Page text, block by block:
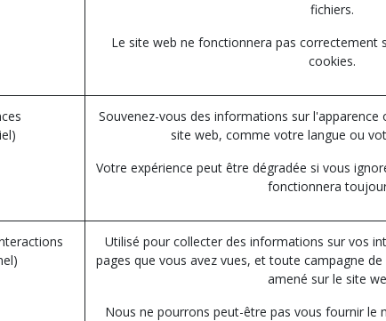
fichiers.
Le site web ne fonctionnera pas correctement
cookies.
Souvenez-vous des informations sur
site web, comme votre langue ou
Votre expérience peut être dégradée si vous
fonctionnera
Utilisé pour collecter des informations sur vos
pages que vous avez vues, et toute campagne
amené sur le site
Nous ne pourrons peut-être pas vous fournir le